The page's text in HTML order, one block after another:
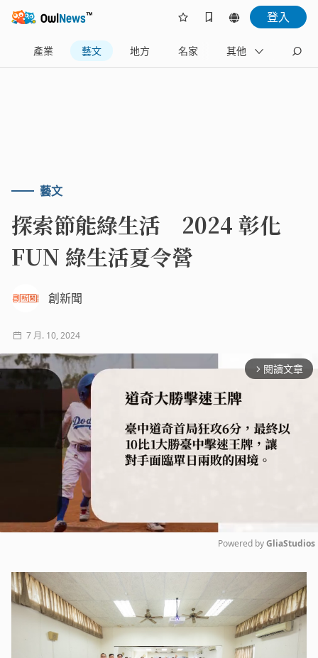
登入
產業 藝文 地方 名家 其他
藝文
探索節能綠生活 2024 彰化
FUN 綠生活夏令營
創新聞
7 月. 10, 2024
arrow_forward_ios 閱讀文章
Mute
Powered by GliaStudios